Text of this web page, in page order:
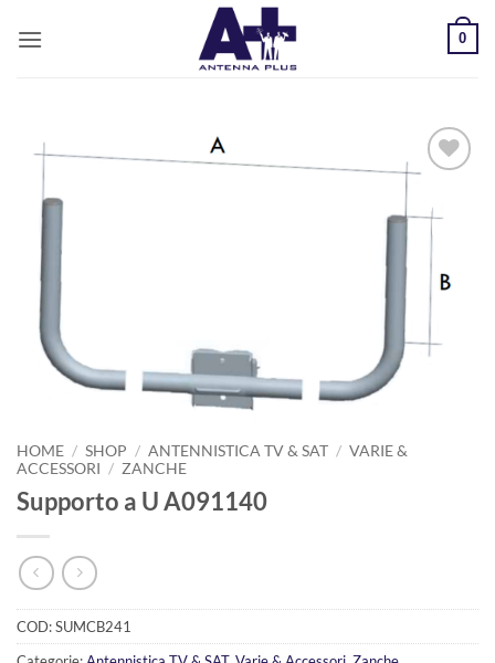
0
AGGIUNGI
ALLA
LISTA DEI
DESIDERI
HOME / SHOP / ANTENNISTICA TV & SAT / VARIE &
ACCESSORI / ZANCHE
Supporto a U A091140
COD:SUMCB241